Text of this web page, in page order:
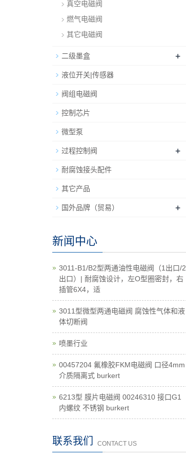
真空电磁阀
燃气电磁阀
其它电磁阀
二级墨盒 +
液位开关|传感器
阀组电磁阀
控制芯片
微型泵
过程控制阀 +
耐腐蚀接头配件
其它产品
国外品牌（贸易） +
新闻中心
3011-B1/B2型两通油性电磁阀（1出口/2
出口）| 耐腐蚀设计，左O型圈密封，右
插管6X4，适
3011型微型两通电磁阀 腐蚀性气体和液
体切断阀
喷墨行业
00457204 氟橡胶FKM电磁阀 口径4mm
介质隔离式 burkert
6213型 膜片电磁阀 00246310 接口G1
内螺纹 不锈钢 burkert
联系我们 CONTACT US